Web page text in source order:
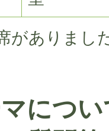
がありまし
につ